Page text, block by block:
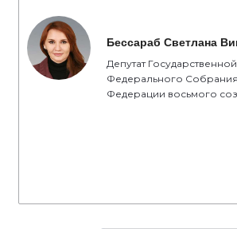
Бессараб Светлана
Депутат
Федерального
Федерации восьмого